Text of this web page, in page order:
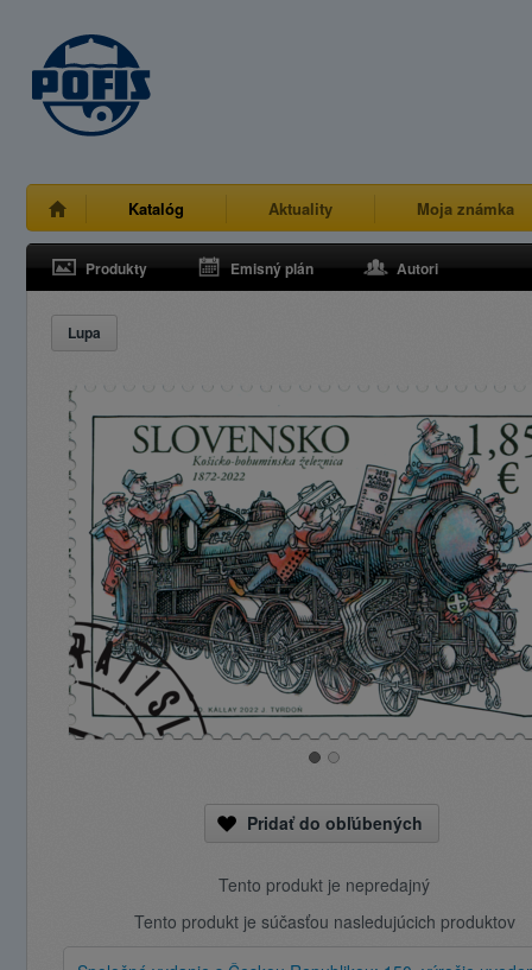
Katalóg Aktuality Moja známka
Produkty Emisný plán Autori
Lupa
Pridať do obľúbených
Tento produkt je nepredajný
Tento produkt je súčasťou nasledujúcich produktov